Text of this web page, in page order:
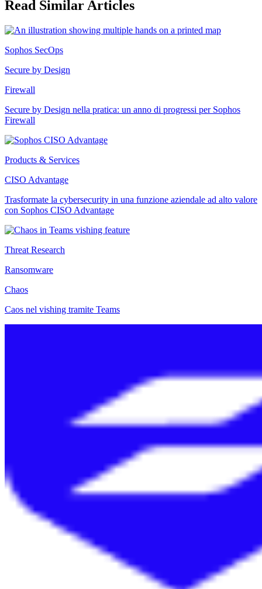
Read Similar Articles
Sophos SecOps
Secure by Design
Firewall
Secure by Design nella pratica: un anno di progressi per Sophos
Firewall
Products & Services
CISO Advantage
Trasformate la cybersecurity in una funzione aziendale ad alto valore
con Sophos CISO Advantage
Threat Research
Ransomware
Chaos
Caos nel vishing tramite Teams